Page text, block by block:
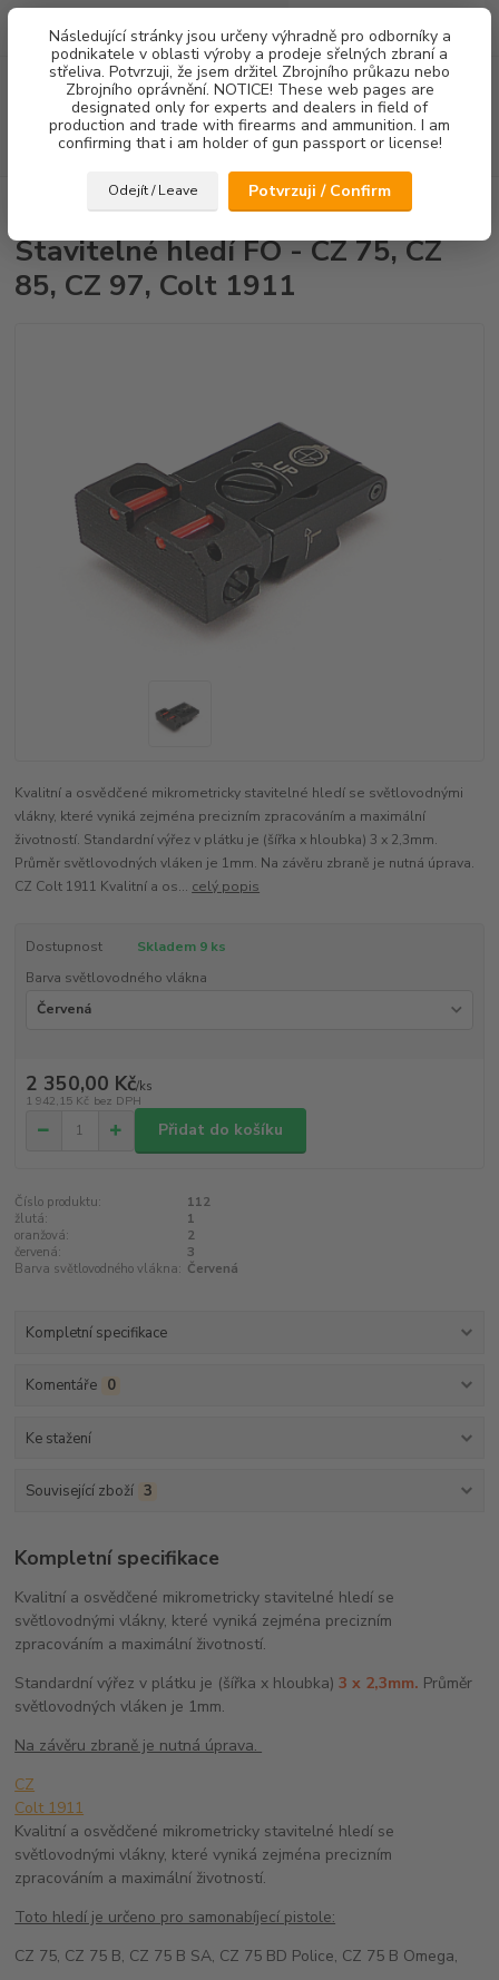
Následující stránky jsou určeny výhradně pro odborníky a
podnikatele v oblasti výroby a prodeje sřelných zbraní a
střeliva. Potvrzuji, že jsem držitel Zbrojního průkazu nebo
Zbrojního oprávnění. NOTICE! These web pages are
designated only for experts and dealers in field of
production and trade with firearms and ammunition. I am
confirming that i am holder of gun passport or license!
Odejít / Leave Potvrzuji / Confirm
Menu
Hledat
za0,00 Kč
Stavitelné hledí FO - CZ 75, CZ 85, CZ 97, Colt 1911
Stavitelné hledí FO - CZ 75, CZ
85, CZ 97, Colt 1911
Kvalitní a osvědčené mikrometricky stavitelné hledí se světlovodnými
vlákny, které vyniká zejména precizním zpracováním a maximální
životností. Standardní výřez v plátku je (šířka x hloubka) 3 x 2,3mm.
Průměr světlovodných vláken je 1mm. Na závěru zbraně je nutná úprava.
CZ Colt 1911 Kvalitní a os... celý popis
Dostupnost
Skladem 9 ks
Barva světlovodného vlákna
2 350,00 Kč/ks
1 942,15 Kč bez DPH
Přidat do košíku
Číslo produktu:
112
žlutá:
1
oranžová:
2
červená:
3
Barva světlovodného vlákna: Červená
Kompletní specifikace
Komentáře 0
Ke stažení
Související zboží 3
Kompletní specifikace
Kvalitní a osvědčené mikrometricky stavitelné hledí se
světlovodnými vlákny, které vyniká zejména precizním
zpracováním a maximální životností.
Standardní výřez v plátku je (šířka x hloubka)3 x 2,3mm. Průměr
světlovodných vláken je 1mm.
Na závěru zbraně je nutná úprava.
CZ
Colt 1911
Kvalitní a osvědčené mikrometricky stavitelné hledí se
světlovodnými vlákny, které vyniká zejména precizním
zpracováním a maximální životností.
Toto hledí je určeno pro samonabíjecí pistole:
CZ 75, CZ 75 B, CZ 75 B SA, CZ 75 BD Police, CZ 75 B Omega,